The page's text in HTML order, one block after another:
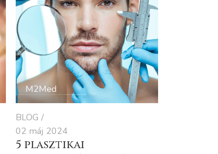
M2Med
BLOG
02 máj 2024
5 plasztikai